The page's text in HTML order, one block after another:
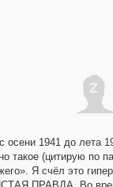
Z
осени 1941 до лета
такое (цитирую по
Я счёл это